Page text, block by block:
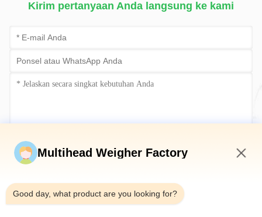
Kirim pertanyaan Anda langsung ke kami
Kirim sekarang
Multihead Weigher Factory
Good day, what product are you looking for?